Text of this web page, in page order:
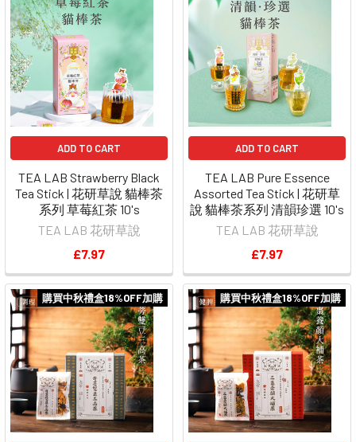
ADD TO CART
TEA LAB Strawberry Black
Tea Stick | 花研草說 貓棒茶
系列 草莓紅茶 10's
TEA LAB 花研草說
£7.97
ADD TO CART
TEA LAB Pure Essence
Assorted Tea Stick | 花研草
說 貓棒茶系列 清韻珍選 10's
TEA LAB 花研草說
£7.97
購買中秋禮盒18%OFF加購 購買中秋禮盒18%OFF加購